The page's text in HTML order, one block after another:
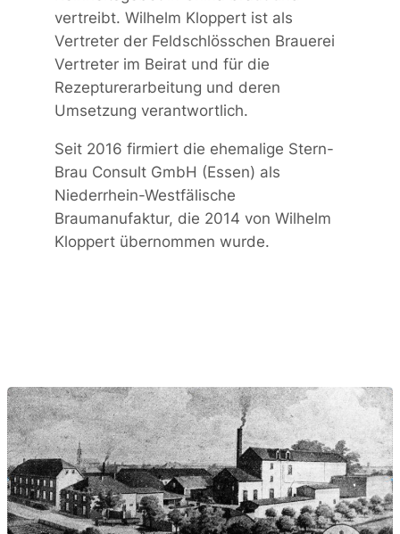
vertreibt. Wilhelm Kloppert ist als
Vertreter der Feldschlösschen Brauerei
Vertreter im Beirat und für die
Rezepturerarbeitung und deren
Umsetzung verantwortlich.
Seit 2016 firmiert die ehemalige Stern-
Brau Consult GmbH (Essen) als
Niederrhein-Westfälische
Braumanufaktur, die 2014 von Wilhelm
Kloppert übernommen wurde.